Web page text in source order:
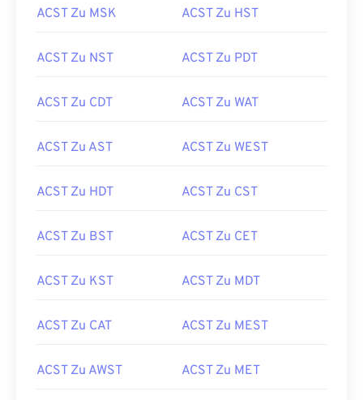
ACST Zu MSK ACST Zu HST
ACST Zu NST ACST Zu PDT
ACST Zu CDT ACST Zu WAT
ACST Zu AST ACST Zu WEST
ACST Zu HDT ACST Zu CST
ACST Zu BST ACST Zu CET
ACST Zu KST ACST Zu MDT
ACST Zu CAT ACST Zu MEST
ACST Zu AWST ACST Zu MET